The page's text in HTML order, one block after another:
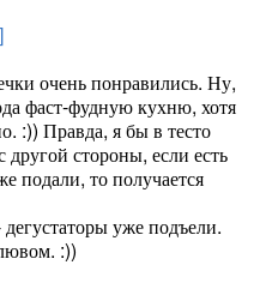
очень понравились. Ну,
фаст-фудную кухню, хотя
:)) Правда, я бы в тесто
стороны, если есть
подали, то получается
уже подъели.
:))